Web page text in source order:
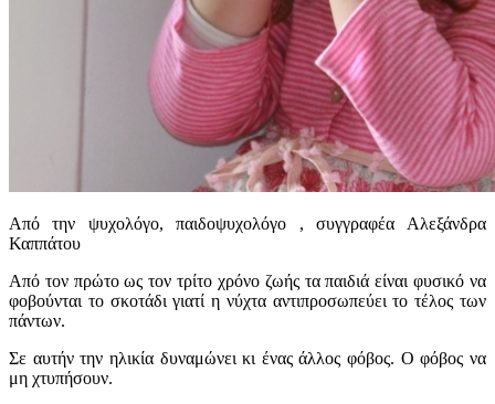
Από την ψυχολόγο, παιδοψυχολόγο , συγγραφέα Αλεξάνδρα
Καππάτου
Από τον πρώτο ως τον τρίτο χρόνο ζωής τα παιδιά είναι φυσικό να
φοβούνται το σκοτάδι γιατί η νύχτα αντιπροσωπεύει το τέλος των
πάντων.
Σε αυτήν την ηλικία δυναμώνει κι ένας άλλος φόβος. Ο φόβος να
μη χτυπήσουν.